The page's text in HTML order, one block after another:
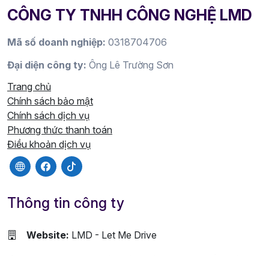
CÔNG TY TNHH CÔNG NGHỆ LMD
Mã số doanh nghiệp: 0318704706
Đại diện công ty: Ông Lê Trường Sơn
Trang chủ
Chính sách bảo mật
Chính sách dịch vụ
Phương thức thanh toán
Điều khoản dịch vụ
Thông tin công ty
Website: LMD - Let Me Drive